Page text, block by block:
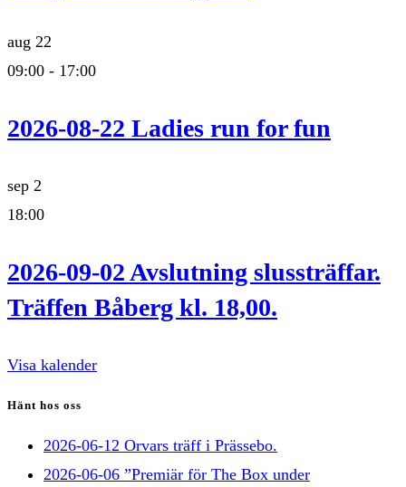
aug 22
09:00 - 17:00
2026-08-22 Ladies run for fun
sep 2
18:00
2026-09-02 Avslutning slussträffar.
Träffen Båberg kl. 18,00.
Visa kalender
Hänt hos oss
2026-06-12 Orvars träff i Prässebo.
2026-06-06 ”Premiär för The Box under